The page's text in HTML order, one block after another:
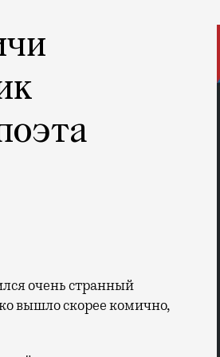
вышло скорее комично,